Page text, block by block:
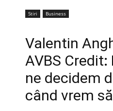
Stiri Business
Valentin
AVBS Credit:
ne decidem
când vrem